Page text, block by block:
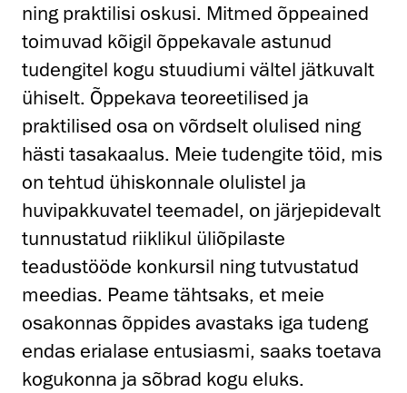
ning praktilisi oskusi. Mitmed õppeained
toimuvad kõigil õppekavale astunud
tudengitel kogu stuudiumi vältel jätkuvalt
ühiselt. Õppekava teoreetilised ja
praktilised osa on võrdselt olulised ning
hästi tasakaalus. Meie tudengite töid, mis
on tehtud ühiskonnale olulistel ja
huvipakkuvatel teemadel, on järjepidevalt
tunnustatud riiklikul üliõpilaste
teadustööde konkursil ning tutvustatud
meedias. Peame tähtsaks, et meie
osakonnas õppides avastaks iga tudeng
endas erialase entusiasmi, saaks toetava
kogukonna ja sõbrad kogu eluks.